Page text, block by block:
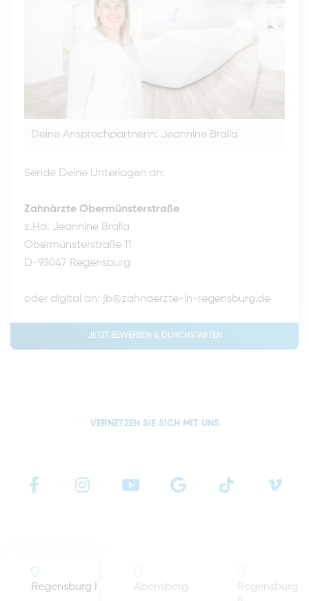
Deine Ansprechpartnerin: Jeannine Bralla
Sende Deine Unterlagen an:
Zahnärzte Obermünsterstraße
z.Hd. Jeannine Bralla
Obermünsterstraße 11
D-93047 Regensburg
oder digital an: jb@zahnaerzte-in-regensburg.de
JETZT BEWERBEN & DURCHSTARTEN
VERNETZEN SIE SICH MIT UNS
Regensburg I Abensberg
Regensburg